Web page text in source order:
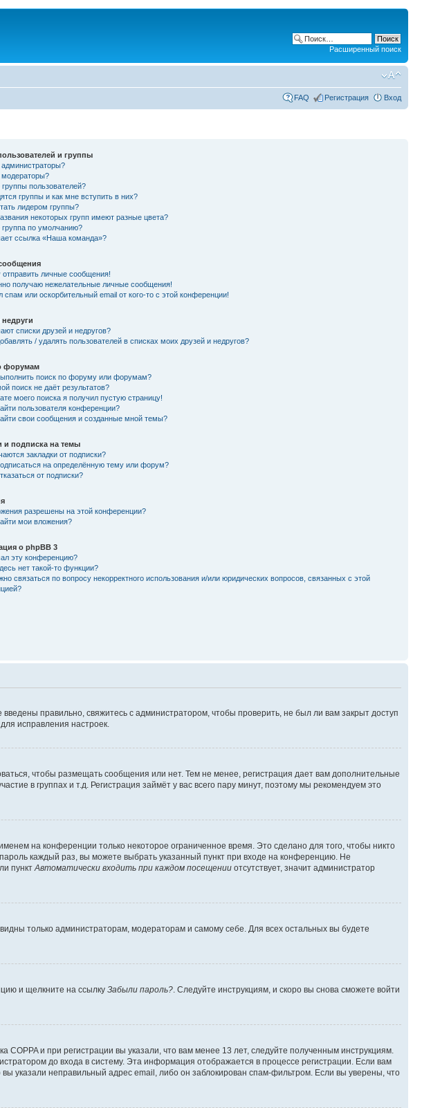
Расширенный поиск
FAQ Регистрация Вход
и группы
администраторы?
модераторы?
группы пользователей?
группы и как мне вступить в них?
лидером группы?
некоторых групп имеют разные цвета?
группа по умолчанию?
ссылка «Наша команда»?
отправить личные сообщения!
получаю нежелательные личные сообщения!
спам или оскорбительный email от кого-то с этой конференции!
списки друзей и недругов?
/ удалять пользователей в списках моих друзей и недругов?
форумам
поиск по форуму или форумам?
поиск не даёт результатов?
моего поиска я получил пустую страницу!
пользователя конференции?
свои сообщения и созданные мной темы?
и подписка на темы
закладки от подписки?
на определённую тему или форум?
от подписки?
разрешены на этой конференции?
мои вложения?
о phpBB 3
эту конференцию?
нет такой-то функции?
связаться по вопросу некорректного использования и/или юридических вопросов, связанных с этой
правильно, свяжитесь с администратором, чтобы проверить, не был ли вам закрыт доступ
исправления настроек.
чтобы размещать сообщения или нет. Тем не менее, регистрация дает вам дополнительные
в группах и т.д. Регистрация займёт у вас всего пару минут, поэтому мы рекомендуем это
на конференции только некоторое ограниченное время. Это сделано для того, чтобы никто
каждый раз, вы можете выбрать указанный пункт при входе на конференцию. Не
пункт Автоматически входить при каждом посещении отсутствует, значит администратор
видны только администраторам, модераторам и самому себе. Для всех остальных вы будете
и щелкните на ссылку Забыли пароль? . Следуйте инструкциям, и скоро вы снова сможете войти
и при регистрации вы указали, что вам менее 13 лет, следуйте полученным инструкциям.
до входа в систему. Эта информация отображается в процессе регистрации. Если вам
указали неправильный адрес email, либо он заблокирован спам-фильтром. Если вы уверены, что